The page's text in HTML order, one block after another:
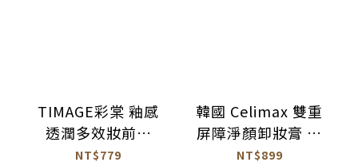
TIMAGE彩棠 釉感
透潤多效妝前乳
40g 公司貨
NT$779
韓國 Celimax 雙重
屏障淨顏卸妝膏 正
裝50ml+替換
NT$899